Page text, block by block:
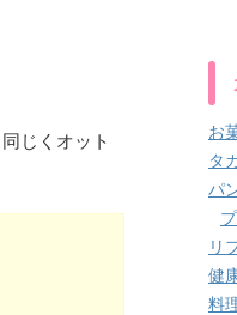
じくオット
お
タ
パ
リ
健
料